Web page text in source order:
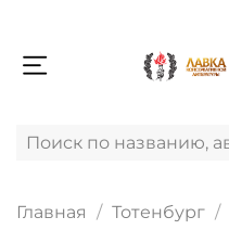
Главная Тотенбург